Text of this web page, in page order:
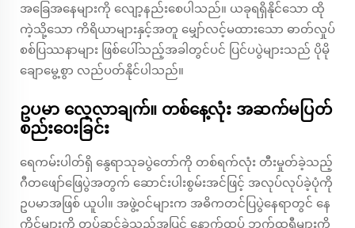
အခြေအနေများကို လျော့နည်းစေပါသည်။ ယခုရရှိနိုင်သော ထို
ကဲ့သို့သော ကိရိယာများနှင့်အတူ မျှော်လင့်မထားသော ဓာတ်လှုပ်
စစ်ပြဿနာများ ဖြစ်ပေါ်သည့်အခါတွင်ပင် ပြင်ပပွဲများသည် ပိုမို
ချောမွေ့စွာ လည်ပတ်နိုင်ပါသည်။
ဥပမာ လေ့လာချက်။ တစ်နေ့လုံး အဆက်မပြတ်
စည်းဝေးခြင်း
ရေကမ်းပါတ်ရှိ နွေရာသုခပွဲတော်ကို တစ်ရက်လုံး တီးမှုတ်ခဲ့သည့်
ဂီတဖျော်ဖြေပွဲအတွက် ဆောင်းပါးစွမ်းအင်ဖြင့် အလုပ်လုပ်ခဲ့ပုံကို
ဥပမာအဖြစ် ယူပါ။ အဖွဲ့ဝင်များက အဓိကတင်ပြပွဲနေရာတွင် နေ
ကိုင်များကို တပ်ဆင်ခဲ့သည့်အပြင် နောက်ထပ် ဘက်ထရီများကို